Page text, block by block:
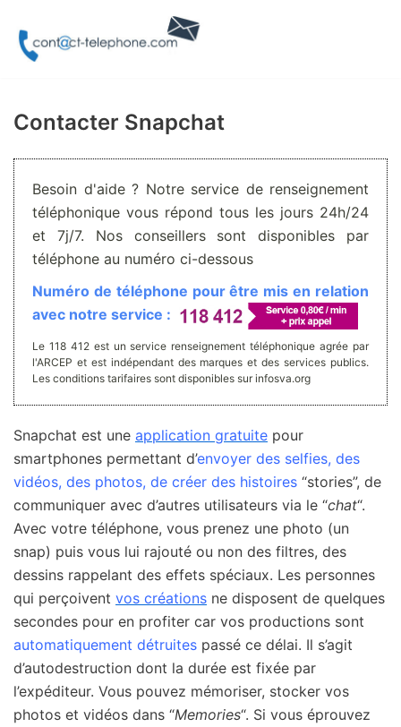
Aller
Contacter Snapchat
Besoin d'aide ? Notre service de renseignement
téléphonique vous répond tous les jours 24h/24
et 7j/7. Nos conseillers sont disponibles par
téléphone au numéro ci-dessous
Numéro de téléphone pour être mis en relation
avec notre service :
Le 118 412 est un service renseignement téléphonique agrée par
l'ARCEP et est indépendant des marques et des services publics.
Les conditions tarifaires sont disponibles sur infosva.org
Snapchat est une application gratuite pour
smartphones permettant d’envoyer des selfies, des
vidéos, des photos, de créer des histoires “stories”, de
communiquer avec d’autres utilisateurs via le “chat“.
Avec votre téléphone, vous prenez une photo (un
snap) puis vous lui rajouté ou non des filtres, des
dessins rappelant des effets spéciaux. Les personnes
qui perçoivent vos créations ne disposent de quelques
secondes pour en profiter car vos productions sont
automatiquement détruites passé ce délai. Il s’agit
d’autodestruction dont la durée est fixée par
l’expéditeur. Vous pouvez mémoriser, stocker vos
photos et vidéos dans “Memories“. Si vous éprouvez